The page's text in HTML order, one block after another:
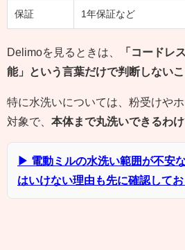
保証 1年保証など
Delimoを見るときは、
「コードレ
能」という言葉だけで判断しない
特に水洗いについては、粉受けや
対象で、 本体まで丸洗いできるわけ
▶ 電動ミルの水洗い範囲が不安
はいけない理由も先に確認して